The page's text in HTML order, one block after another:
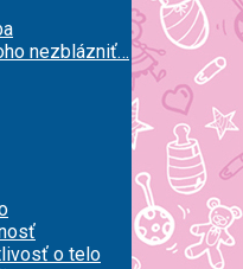
nezblázniť…
o telo